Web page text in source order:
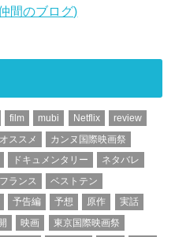
間のブログ)
film mubi Netflix
review
オススメ
カンヌ国際映画祭
ドキュメンタリー
ネタバレ
フランス
ベストテン
予告編 予想 原作
実話
映画
東京国際映画祭